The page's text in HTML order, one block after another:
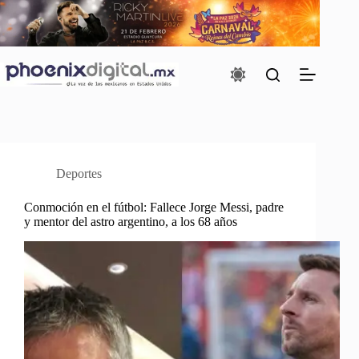
Saltar
al
contenido
Deportes
Conmoción en el fútbol: Fallece Jorge Messi, padre
y mentor del astro argentino, a los 68 años